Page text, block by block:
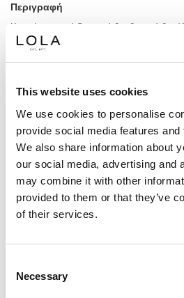
This website uses cookies
We use cookies to personalise
provide social media features
We also share information about
our social media, advertising and
may combine it with other
provided to them or that they’ve
of their services.
Selection
Necessary
Περιγραφή
Κομψό τοπ από δροσερό βαμβακερό
θηλυκό δέσιμο και είναι άνετο και
Style